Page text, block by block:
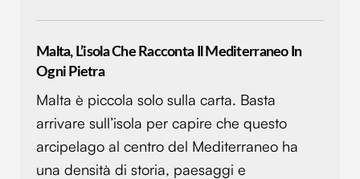
Malta, L’isola Che Racconta Il Mediterraneo In
Ogni Pietra
Malta è piccola solo sulla carta. Basta
arrivare sull’isola per capire che questo
arcipelago al centro del Mediterraneo ha
una densità di storia, paesaggi e